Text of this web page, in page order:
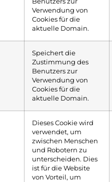
Verwendung von
Cookies für die
aktuelle Domain.
Speichert die
Zustimmung des
Benutzers zur
Verwendung von
Cookies für die
aktuelle Domain.
Dieses Cookie wird
verwendet, um
zwischen Menschen
und Robotern zu
unterscheiden. Dies
ist für die Website
von Vorteil, um